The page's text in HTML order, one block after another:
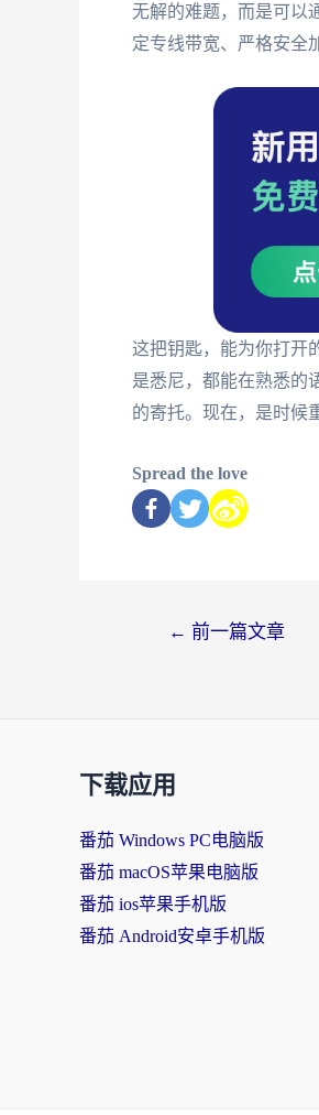
无解的难题，而是可以
定专线带宽、严格安全
这把钥匙，能为你打开
是悉尼，都能在熟悉的
的寄托。现在，是时候
Spread the love
← 前一篇文章
下载应用
番茄 Windows PC电脑版
番茄 macOS苹果电脑版
番茄 ios苹果手机版
番茄 Android安卓手机版